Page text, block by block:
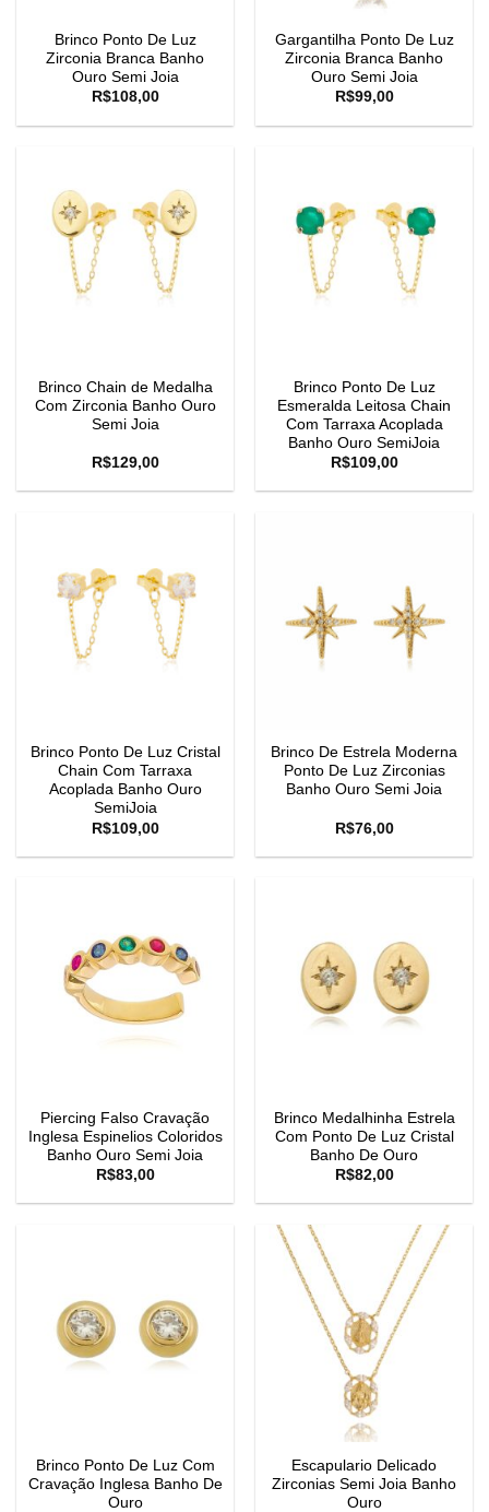
Brinco Ponto De Luz
Zirconia Branca Banho
Ouro Semi Joia
R$108,00
Gargantilha Ponto De Luz
Zirconia Branca Banho
Ouro Semi Joia
R$99,00
Brinco Chain de Medalha
Com Zirconia Banho Ouro
Semi Joia
R$129,00
Brinco Ponto De Luz
Esmeralda Leitosa Chain
Com Tarraxa Acoplada
Banho Ouro SemiJoia
R$109,00
Brinco Ponto De Luz Cristal
Chain Com Tarraxa
Acoplada Banho Ouro
SemiJoia
R$109,00
Brinco De Estrela Moderna
Ponto De Luz Zirconias
Banho Ouro Semi Joia
R$76,00
Piercing Falso Cravação
Inglesa Espinelios Coloridos
Banho Ouro Semi Joia
R$83,00
Brinco Medalhinha Estrela
Com Ponto De Luz Cristal
Banho De Ouro
R$82,00
Brinco Ponto De Luz Com
Cravação Inglesa Banho De
Ouro
Escapulario Delicado
Zirconias Semi Joia Banho
Ouro